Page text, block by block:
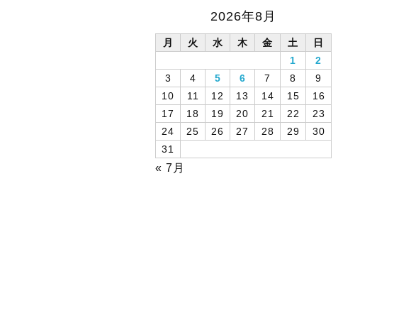
2026年8月
月 火 水 木 金 土
日
1
2
3
4 5 6 7 8
9
10
11 12 13 14 15
16
17
18 19 20 21 22
23
24
25 26 27 28 29
30
31
« 7月